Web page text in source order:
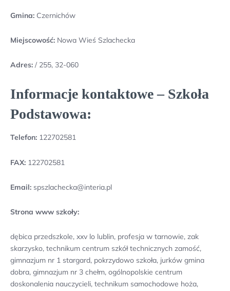
Gmina: Czernichów
Miejscowość: Nowa Wieś Szlachecka
Adres: / 255, 32-060
Informacje kontaktowe – Szkoła
Podstawowa:
Telefon: 122702581
FAX: 122702581
Email: spszlachecka@interia.pl
Strona www szkoły:
dębica przedszkole, xxv lo lublin, profesja w tarnowie, zak
skarzysko, technikum centrum szkół technicznych zamość,
gimnazjum nr 1 stargard, pokrzydowo szkoła, jurków gmina
dobra, gimnazjum nr 3 chełm, ogólnopolskie centrum
doskonalenia nauczycieli, technikum samochodowe hoża,